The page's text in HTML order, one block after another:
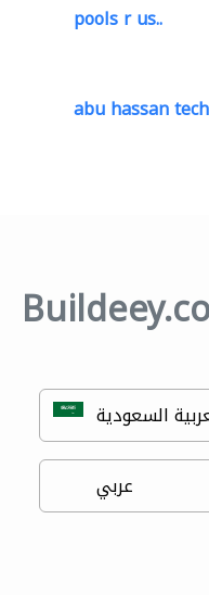
pools r us..
abu hassan